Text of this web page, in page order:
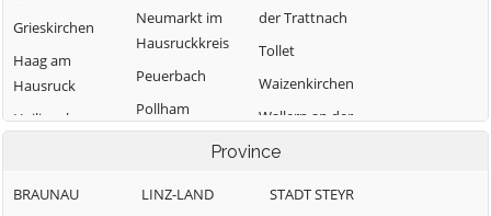
Grieskirchen
Haag am
Hausruck
Heiligenberg
Neumarkt im
Hausruckkreis
Peuerbach
Pollham
der Trattnach
Tollet
Waizenkirchen
Wallern an der
Province
BRAUNAU
LINZ-LAND
STADT STEYR